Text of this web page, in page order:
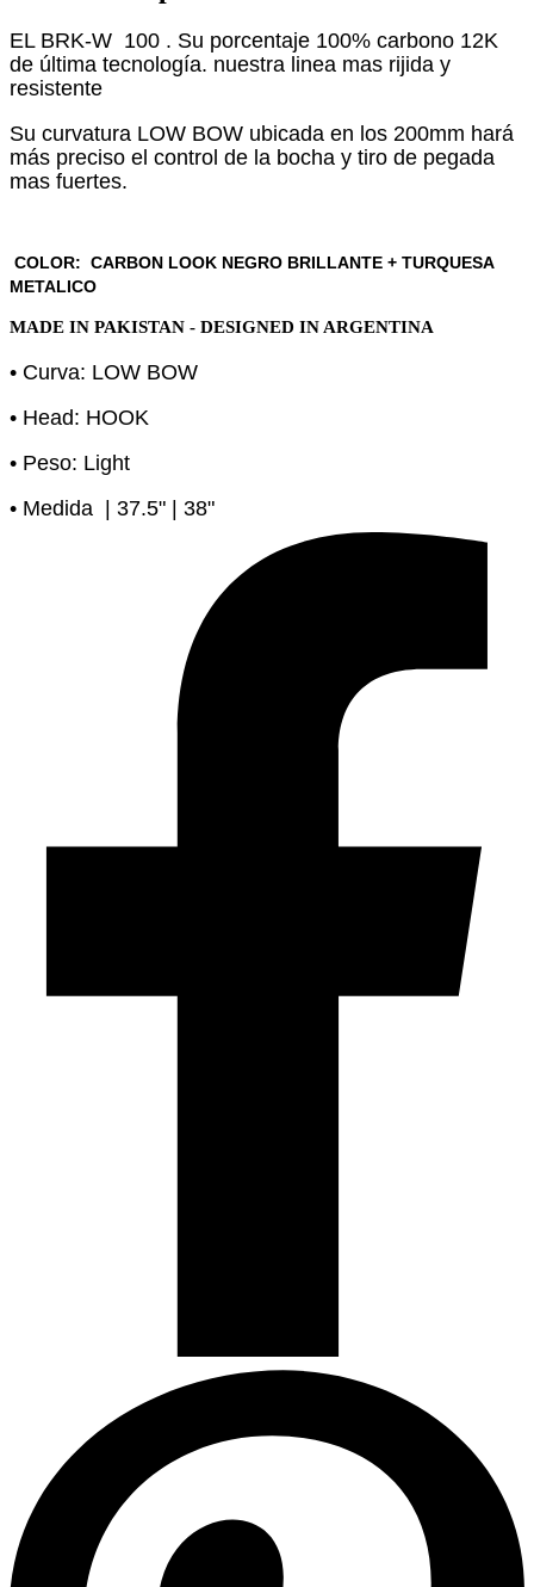
EL BRK-W 100 . Su porcentaje 100% carbono 12K
de última tecnología. nuestra linea mas rijida y
resistente
Su curvatura LOW BOW ubicada en los 200mm hará
más preciso el control de la bocha y tiro de pegada
mas fuertes.
COLOR: CARBON LOOK NEGRO BRILLANTE + TURQUESA
METALICO
MADE IN PAKISTAN - DESIGNED IN ARGENTINA
• Curva: LOW BOW
• Head: HOOK
• Peso: Light
• Medida | 37.5" | 38"